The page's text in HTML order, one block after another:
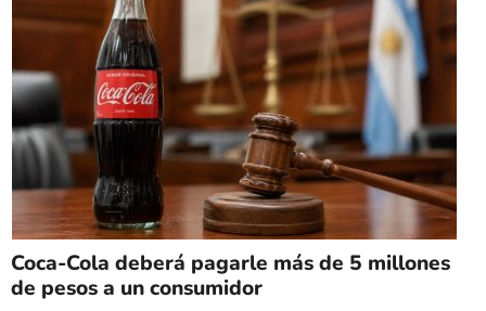
Coca-Cola deberá pagarle más de 5 millones
de pesos a un consumidor